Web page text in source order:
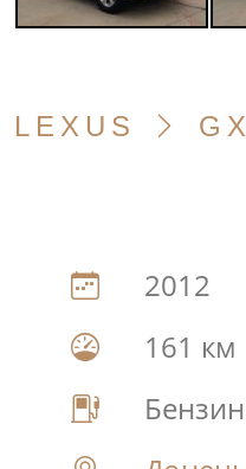
LEXUS GX
2012
161 км
Бензин